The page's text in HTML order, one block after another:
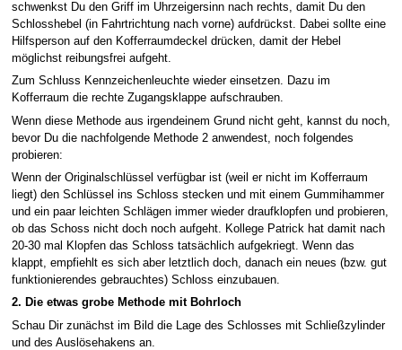
schwenkst Du den Griff im Uhrzeigersinn nach rechts, damit Du den
Schlosshebel (in Fahrtrichtung nach vorne) aufdrückst. Dabei sollte eine
Hilfsperson auf den Kofferraumdeckel drücken, damit der Hebel
möglichst reibungsfrei aufgeht.
Zum Schluss Kennzeichenleuchte wieder einsetzen. Dazu im
Kofferraum die rechte Zugangsklappe aufschrauben.
Wenn diese Methode aus irgendeinem Grund nicht geht, kannst du noch,
bevor Du die nachfolgende Methode 2 anwendest, noch folgendes
probieren:
Wenn der Originalschlüssel verfügbar ist (weil er nicht im Kofferraum
liegt) den Schlüssel ins Schloss stecken und mit einem Gummihammer
und ein paar leichten Schlägen immer wieder draufklopfen und probieren,
ob das Schoss nicht doch noch aufgeht. Kollege Patrick hat damit nach
20-30 mal Klopfen das Schloss tatsächlich aufgekriegt. Wenn das
klappt, empfiehlt es sich aber letztlich doch, danach ein neues (bzw. gut
funktionierendes gebrauchtes) Schloss einzubauen.
2. Die etwas grobe Methode mit Bohrloch
Schau Dir zunächst im Bild die Lage des Schlosses mit Schließzylinder
und des Auslösehakens an.